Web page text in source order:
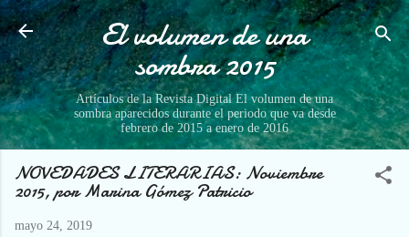
Ir al contenido principal
El volumen de una
sombra 2015
Artículos de la Revista Digital El volumen de una
sombra aparecidos durante el periodo que va desde
febrero de 2015 a enero de 2016
NOVEDADES LITERARIAS: Noviembre
2015, por Marina Gómez Patricio
mayo 24, 2019